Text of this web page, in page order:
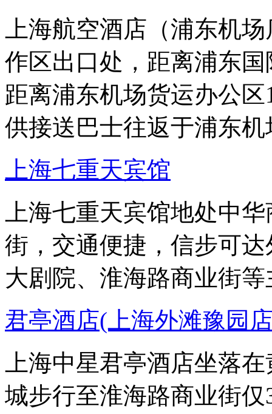
上海航空酒店（浦东机
作区出口处，距离浦东
距离浦东机场货运办公
供接送巴士往返于浦东
上海七重天宾馆
上海七重天宾馆地处中
街，交通便捷，信步可
大剧院、淮海路商业街
君亭酒店(上海外滩豫园
上海中星君亭酒店坐落
城步行至淮海路商业街